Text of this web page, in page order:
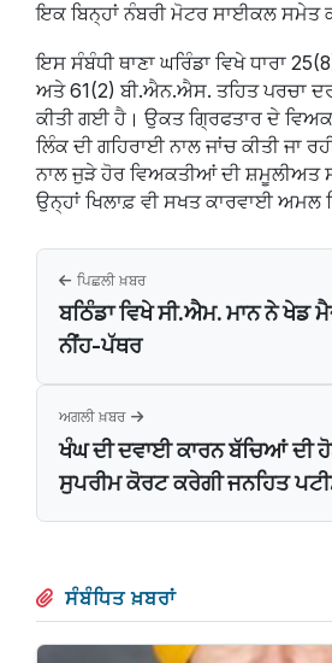
ਇਕ ਬਿਨ੍ਹਾਂ ਨੰਬਰੀ ਮੋਟਰ ਸਾਈਕਲ ਸਮੇਤ
ਇਸ ਸੰਬੰਧੀ ਥਾਣਾ ਘਰਿੰਡਾ ਵਿਖੇ ਧਾਰਾ
ਅਤੇ 61(2) ਬੀ.ਐਨ.ਐਸ. ਤਹਿਤ ਪਰਚਾ
ਕੀਤੀ ਗਈ ਹੈ। ਉਕਤ ਗ੍ਰਿਫਤਾਰ ਦੇ
ਲਿੰਕ ਦੀ ਗਹਿਰਾਈ ਨਾਲ ਜਾਂਚ ਕੀਤੀ ਜਾ
ਨਾਲ ਜੁੜੇ ਹੋਰ ਵਿਅਕਤੀਆਂ ਦੀ ਸ਼ਮੂਲੀਅਤ
ਉਨ੍ਹਾਂ ਖਿਲਾਫ਼ ਵੀ ਸਖਤ ਕਾਰਵਾਈ ਅਮਲ
ਪਿਛਲੀ ਖ਼ਬਰ
ਬਠਿੰਡਾ ਵਿਖੇ ਸੀ.ਐਮ. ਮਾਨ ਨੇ ਖੇਡ
ਨੀਂਹ-ਪੱਥਰ
ਅਗਲੀ ਖ਼ਬਰ
ਖੰਘ ਦੀ ਦਵਾਈ ਕਾਰਨ ਬੱਚਿਆਂ ਦੀ
ਸੁਪਰੀਮ ਕੋਰਟ ਕਰੇਗੀ ਜਨਹਿਤ
ਸੰਬੰਧਿਤ ਖ਼ਬਰਾਂ